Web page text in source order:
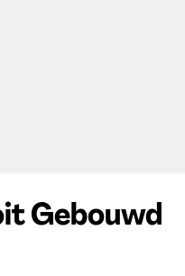
Gebouwd